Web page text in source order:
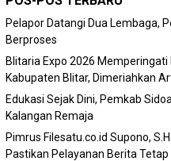
Pelapor Datangi Dua Lembaga,
Berproses
Blitaria Expo 2026 Memperingati
Kabupaten Blitar, Dimeriahkan
Edukasi Sejak Dini, Pemkab
Kalangan Remaja
Pimrus Filesatu.co.id Supono,
Pastikan Pelayanan Berita Tetap